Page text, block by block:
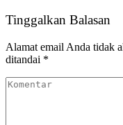
Tinggalkan Balasan
Alamat email Anda tidak
ditandai *